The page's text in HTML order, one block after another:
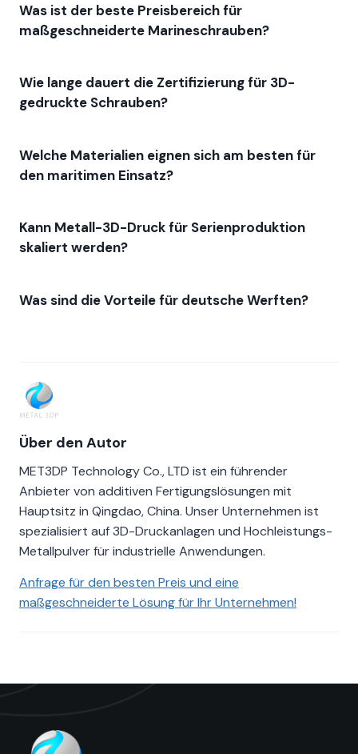
Was ist der beste Preisbereich für
maßgeschneiderte Marineschrauben?
Wie lange dauert die Zertifizierung für 3D-
gedruckte Schrauben?
Welche Materialien eignen sich am besten für
den maritimen Einsatz?
Kann Metall-3D-Druck für Serienproduktion
skaliert werden?
Was sind die Vorteile für deutsche Werften?
Über den Autor
MET3DP Technology Co., LTD ist ein führender
Anbieter von additiven Fertigungslösungen mit
Hauptsitz in Qingdao, China. Unser Unternehmen ist
spezialisiert auf 3D-Druckanlagen und Hochleistungs-
Metallpulver für industrielle Anwendungen.
Anfrage für den besten Preis und eine
maßgeschneiderte Lösung für Ihr Unternehmen!